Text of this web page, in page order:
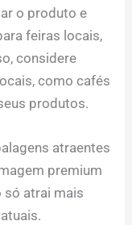
o produto e
feiras locais,
considere
como cafés
produtos.
atraentes
premium
só atrai mais